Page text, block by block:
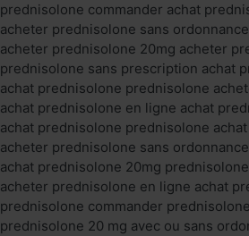
prednisolone commander achat
acheter prednisolone sans
acheter prednisolone 20mg acheter
prednisolone sans prescription achat
achat prednisolone prednisolone
achat prednisolone en ligne achat
achat prednisolone prednisolone achat
acheter prednisolone sans
achat prednisolone 20mg
acheter prednisolone en ligne achat
prednisolone commander
prednisolone 20 mg avec ou sans